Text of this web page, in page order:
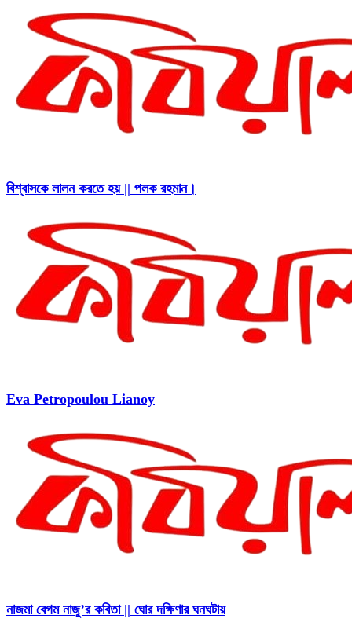
বিশ্বাসকে লালন করতে হয় || পলক রহমান।
Eva Petropoulou Lianoy
নাজমা বেগম নাজু’র কবিতা || ঘোর দক্ষিণার ঘনঘটায়